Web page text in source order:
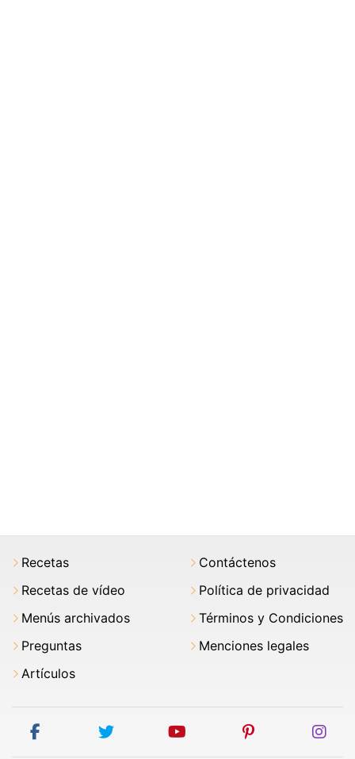
Recetas
Recetas de vídeo
Menús archivados
Preguntas
Artículos
Contáctenos
Política de privacidad
Términos y Condiciones
Menciones legales
facebook twitter youtube pinterest